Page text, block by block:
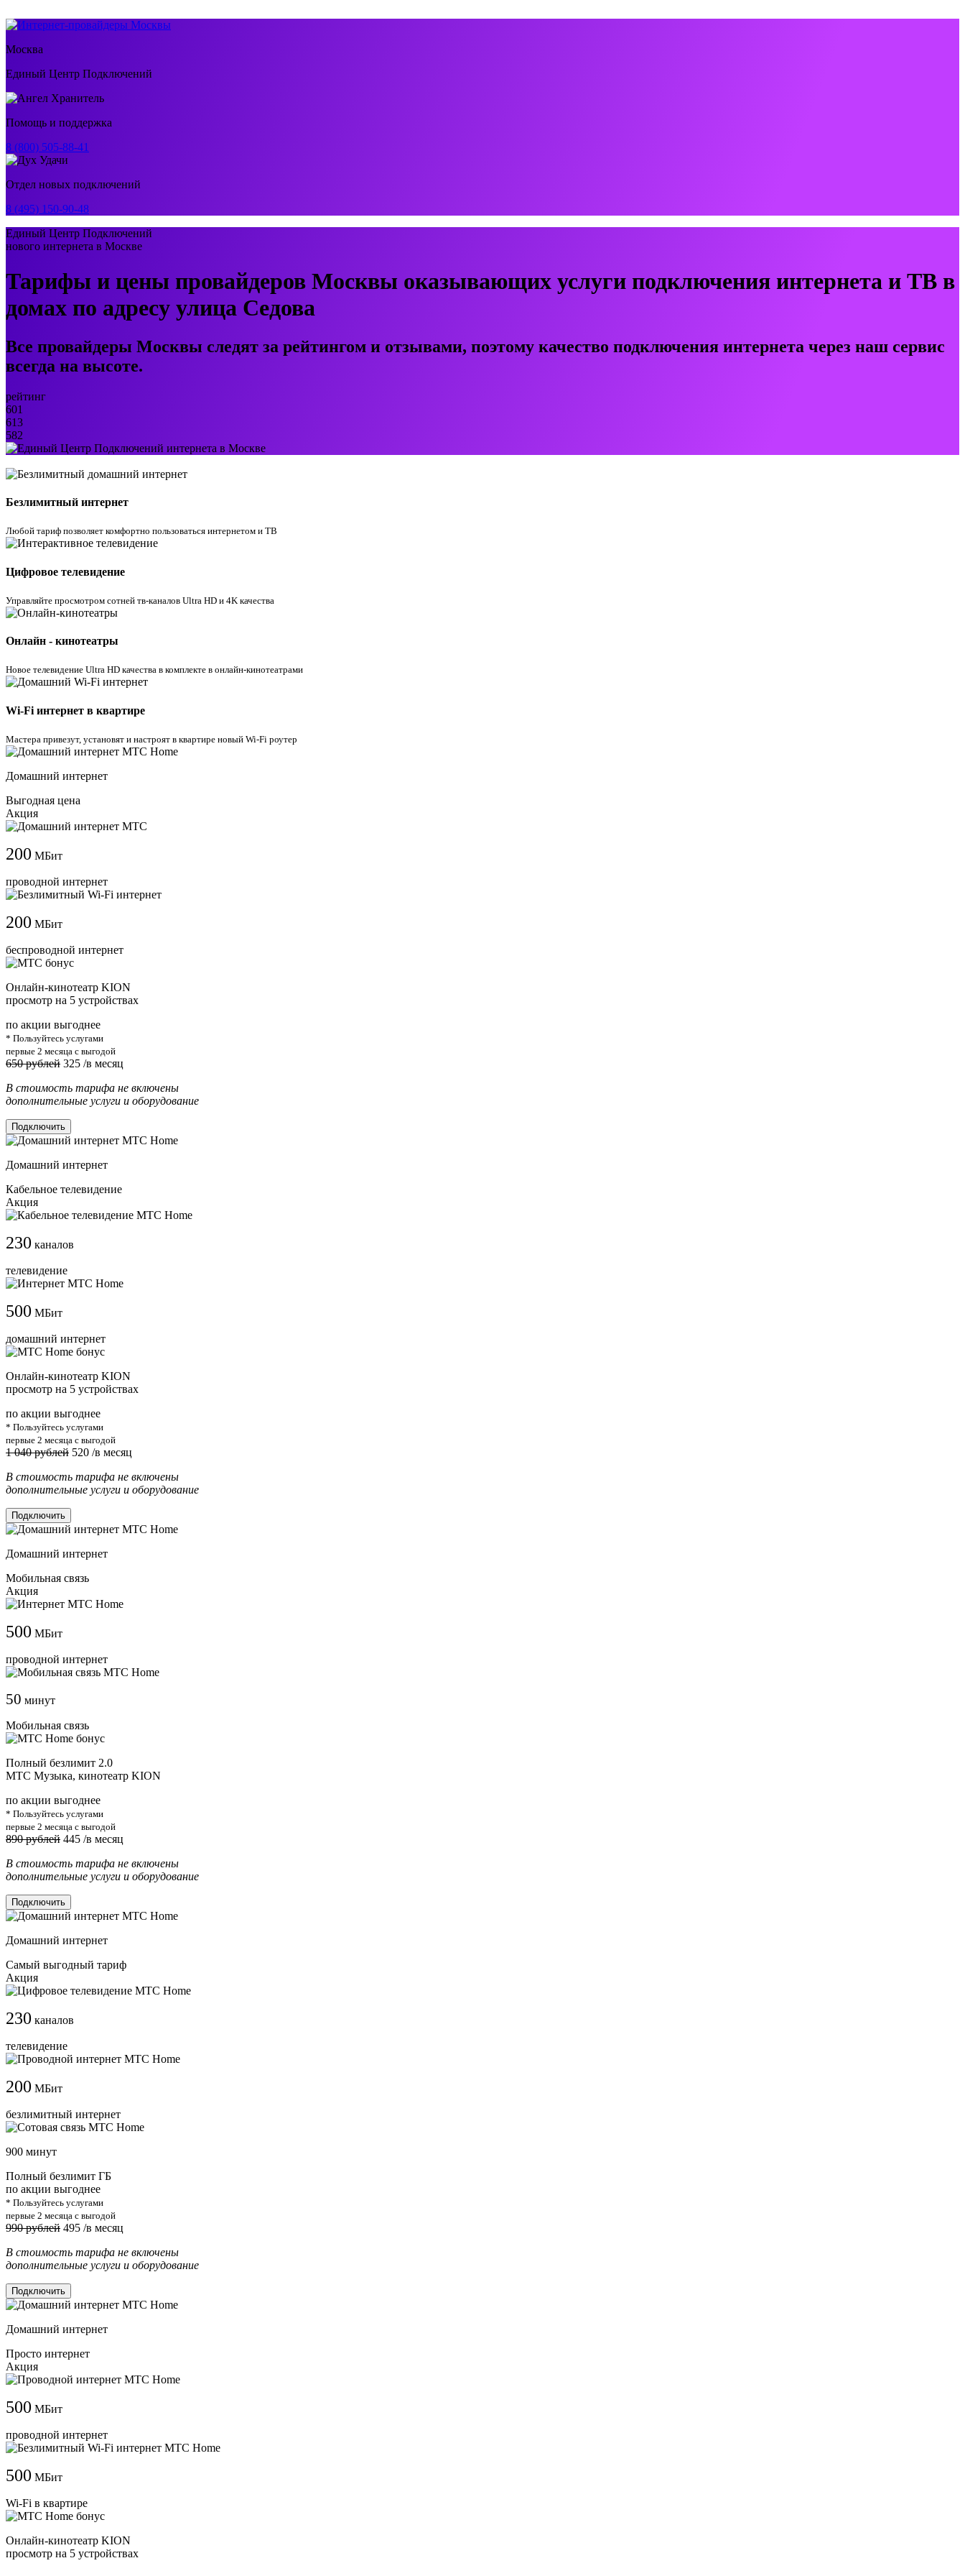
Москва
Единый Центр Подключений
Помощь и поддержка
8 (800) 505-88-41
Отдел новых подключений
8 (495) 150-90-48
Единый Центр Подключений
нового интернета в Москве
Тарифы и цены провайдеров Москвы оказывающих услуги подключения интернета и ТВ в
домах по адресу улица Седова
Все провайдеры Москвы следят за рейтингом и отзывами, поэтому качество подключения интернета через наш сервис
всегда на высоте.
рейтинг
601
613
582
Безлимитный интернет
Любой тариф позволяет комфортно пользоваться интернетом и ТВ
Цифровое телевидение
Управляйте просмотром cотней тв-каналов Ultra HD и 4K качества
Онлайн - кинотеатры
Новое телевидение Ultra HD качества в комплекте в онлайн-кинотеатрами
Wi-Fi интернет в квартире
Мастера привезут, установят и настроят в квартире новый Wi-Fi роутер
Домашний интернет
Выгодная цена
Акция
200 МБит
проводной интернет
200 МБит
беспроводной интернет
Онлайн-кинотеатр KION
просмотр на 5 устройствах
по акции выгоднее
* Пользуйтесь услугами
первые 2 месяца с выгодой
650 рублей 325 /в месяц
В стоимость тарифа не включены
дополнительные услуги и оборудование
Подключить
Домашний интернет
Кабельное телевидение
Акция
230 каналов
телевидение
500 МБит
домашний интернет
Онлайн-кинотеатр KION
просмотр на 5 устройствах
по акции выгоднее
* Пользуйтесь услугами
первые 2 месяца с выгодой
1 040 рублей 520 /в месяц
В стоимость тарифа не включены
дополнительные услуги и оборудование
Подключить
Домашний интернет
Мобильная связь
Акция
500 МБит
проводной интернет
50 минут
Мобильная связь
Полный безлимит 2.0
МТС Музыка, кинотеатр KION
по акции выгоднее
* Пользуйтесь услугами
первые 2 месяца с выгодой
890 рублей 445 /в месяц
В стоимость тарифа не включены
дополнительные услуги и оборудование
Подключить
Домашний интернет
Самый выгодный тариф
Акция
230 каналов
телевидение
200 МБит
безлимитный интернет
900 минут
Полный безлимит ГБ
по акции выгоднее
* Пользуйтесь услугами
первые 2 месяца с выгодой
990 рублей 495 /в месяц
В стоимость тарифа не включены
дополнительные услуги и оборудование
Подключить
Домашний интернет
Просто интернет
Акция
500 МБит
проводной интернет
500 МБит
Wi-Fi в квартире
Онлайн-кинотеатр KION
просмотр на 5 устройствах